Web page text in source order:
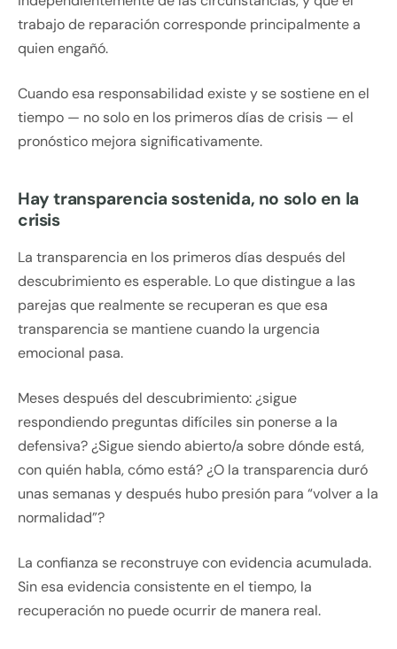
trabajo de reparación corresponde principalmente a
quien engañó.
Cuando esa responsabilidad existe y se sostiene en el
tiempo — no solo en los primeros días de crisis — el
pronóstico mejora significativamente.
Hay transparencia sostenida, no solo en la
crisis
La transparencia en los primeros días después del
descubrimiento es esperable. Lo que distingue a las
parejas que realmente se recuperan es que esa
transparencia se mantiene cuando la urgencia
emocional pasa.
Meses después del descubrimiento: ¿sigue
respondiendo preguntas difíciles sin ponerse a la
defensiva? ¿Sigue siendo abierto/a sobre dónde está,
con quién habla, cómo está? ¿O la transparencia duró
unas semanas y después hubo presión para “volver a la
normalidad”?
La confianza se reconstruye con evidencia acumulada.
Sin esa evidencia consistente en el tiempo, la
recuperación no puede ocurrir de manera real.